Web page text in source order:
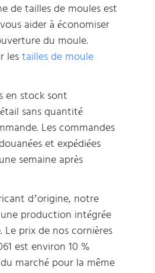
de tailles de moules est
aider à économiser
du moule.
lestailles de moule
en stock sont
sans quantité
Les commandes
et expédiées
semaine après
d’origine, notre
production intégrée
Le prix de nos cornières
est environ 10 %
marché pour la même